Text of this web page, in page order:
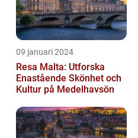
09 januari 2024
Resa Malta: Utforska
Enastående Skönhet och
Kultur på Medelhavsön